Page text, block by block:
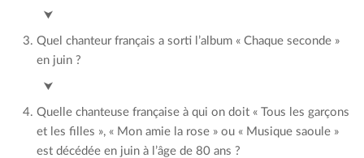
Soprano
⮟
Quel chanteur français a sorti l’album « Chaque seconde »
en juin ?
Pierre Garnier
⮟
Quelle chanteuse française à qui on doit « Tous les garçons
et les filles », « Mon amie la rose » ou « Musique saoule »
est décédée en juin à l’âge de 80 ans ?